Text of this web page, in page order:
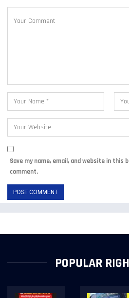
Save my name, email, and website in
comment.
POPULAR